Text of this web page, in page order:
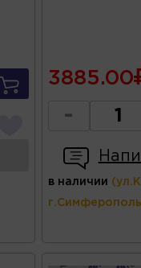
3885.00
-
в наличии